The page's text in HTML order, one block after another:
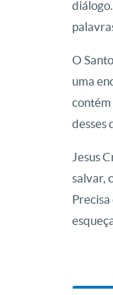
O
uma
contém
desses
Jesus
salvar,
Precisa